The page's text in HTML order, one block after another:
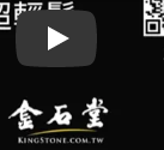
Play video